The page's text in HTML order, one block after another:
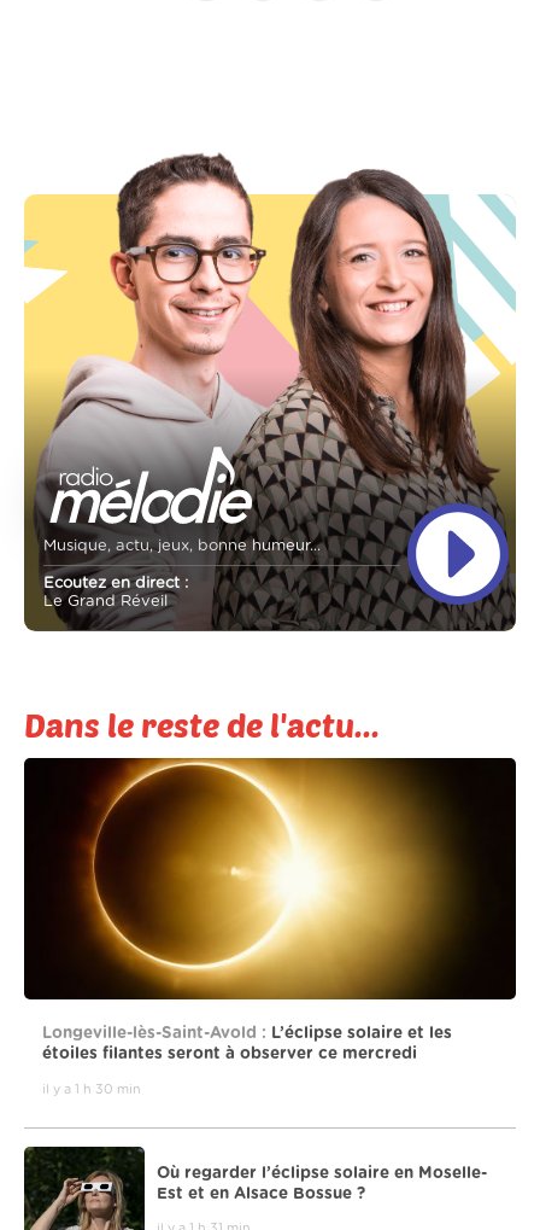
Musique, actu, jeux, bonne humeur...
Ecoutez en direct :
Le Grand Réveil
Dans le reste de l'actu...
Longeville-lès-Saint-Avold : L’éclipse solaire et les
étoiles filantes seront à observer ce mercredi
il y a 1 h 30 min
Où regarder l’éclipse solaire en Moselle-
Est et en Alsace Bossue ?